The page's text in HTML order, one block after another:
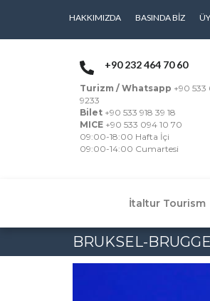
HAKKIMIZDA BASINDA BIZ
+90 232 464 70 60
Turizm / Whatsapp +90 533
9233
Bilet +90 533 918 39 18
MICE +90 533 094 10 70
09:00-18:00 Hafta İçi
09:00-14:00 Cumartesi
İtaltur Tourism
BRUKSEL-